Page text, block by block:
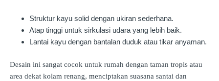
Struktur kayu solid dengan ukiran sederhana.
Atap tinggi untuk sirkulasi udara yang lebih baik.
Lantai kayu dengan bantalan duduk atau tikar anyaman.
Desain ini sangat cocok untuk rumah dengan taman tropis atau
area dekat kolam renang, menciptakan suasana santai dan